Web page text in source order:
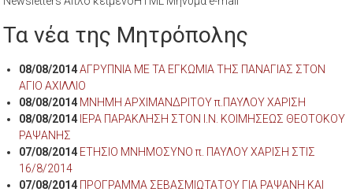
Τα νέα της Μητρόπολης
08/08/2014 ΑΓΡΥΠΝΙΑ ΜΕ ΤΑ ΕΓΚΩΜΙΑ ΤΗΣ ΠΑΝΑΓΙΑΣ ΣΤΟΝ
ΑΓΙΟ ΑΧΙΛΛΙΟ
08/08/2014 ΜΝΗΜΗ ΑΡΧΙΜΑΝΔΡΙΤΟΥ π.ΠΑΥΛΟΥ ΧΑΡΙΣΗ
08/08/2014 ΙΕΡΑ ΠΑΡΑΚΛΗΣΗ ΣΤΟΝ Ι.Ν. ΚΟΙΜΗΣΕΩΣ ΘΕΟΤΟΚΟΥ
ΡΑΨΑΝΗΣ
07/08/2014 ΕΤΗΣΙΟ ΜΝΗΜΟΣΥΝΟ π. ΠΑΥΛΟΥ ΧΑΡΙΣΗ ΣΤΙΣ
16/8/2014
07/08/2014 ΠΡΟΓΡΑΜΜΑ ΣΕΒΑΣΜΙΩΤΑΤΟΥ ΓΙΑ ΡΑΨΑΝΗ ΚΑΙ